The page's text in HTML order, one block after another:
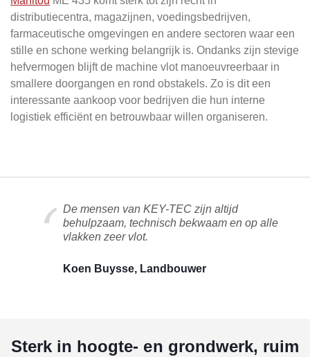
distributiecentra, magazijnen, voedingsbedrijven,
farmaceutische omgevingen en andere sectoren waar een
stille en schone werking belangrijk is. Ondanks zijn stevige
hefvermogen blijft de machine vlot manoeuvreerbaar in
smallere doorgangen en rond obstakels. Zo is dit een
interessante aankoop voor bedrijven die hun interne
logistiek efficiënt en betrouwbaar willen organiseren.
De mensen van KEY-TEC zijn altijd
behulpzaam, technisch bekwaam en op alle
vlakken zeer vlot.
Koen Buysse, Landbouwer
Sterk in hoogte- en grondwerk, ruim